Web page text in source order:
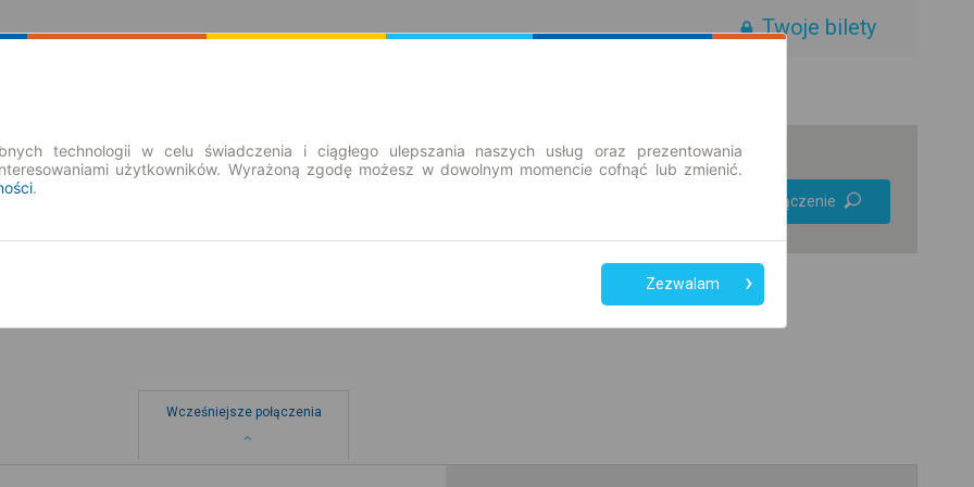
Twoje bilety
Znajdź połączenie
Wcześniejsze połączenia
technologii w celu świadczenia i ciągłego ulepszania naszych usług oraz prezentowania
użytkowników. Wyrażoną zgodę możesz w dowolnym momencie cofnąć lub zmienić.
.
Zezwalam